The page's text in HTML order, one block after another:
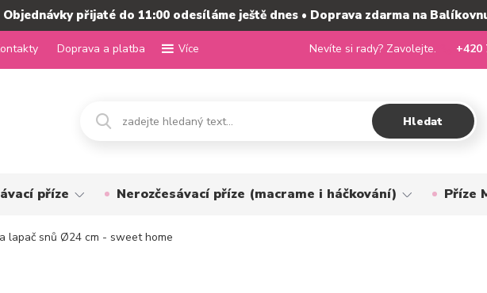
Objednávky přijaté do 11:00 odesíláme ještě dnes • Doprava zdarma na
Doprava a platba Více
Hledat
Nevíte si rady? Zavolejte. +420
příze Nerozčesávací příze (macrame i háčkování) Příze
lapač snů Ø24 cm - sweet home